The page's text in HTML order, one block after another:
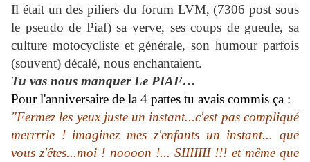
Il était un des piliers du forum LVM, (7306 post sous
le pseudo de Piaf) sa verve, ses coups de gueule, sa
culture motocycliste et générale, son humour parfois
(souvent) décalé, nous enchantaient.
Tu vas nous manquer Le PIAF…
Pour l'anniversaire de la 4 pattes tu avais commis ça :
"Fermez les yeux juste un instant...c'est pas compliqué
merrrrle ! imaginez mes z'enfants un instant... que
vous z'êtes...moi ! noooon !... SIIIIIII !!! et même que